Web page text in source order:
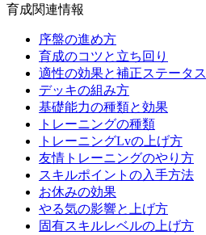
育成関連情報
序盤の進め方
育成のコツと立ち回り
適性の効果と補正ステータス
デッキの組み方
基礎能力の種類と効果
トレーニングの種類
トレーニングLvの上げ方
友情トレーニングのやり方
スキルポイントの入手方法
お休みの効果
やる気の影響と上げ方
固有スキルレベルの上げ方